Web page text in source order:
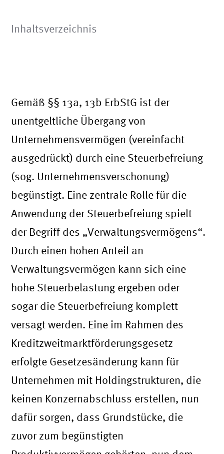
Inhaltsverzeichnis
Gemäß §§ 13a, 13b ErbStG ist der
unentgeltliche Übergang von
Unternehmensvermögen (vereinfacht
ausgedrückt) durch eine Steuerbefreiung
(sog. Unternehmensverschonung)
begünstigt. Eine zentrale Rolle für die
Anwendung der Steuerbefreiung spielt
der Begriff des „Verwaltungsvermögens“.
Durch einen hohen Anteil an
Verwaltungsvermögen kann sich eine
hohe Steuerbelastung ergeben oder
sogar die Steuerbefreiung komplett
versagt werden. Eine im Rahmen des
Kreditzweitmarktförderungsgesetz
erfolgte Gesetzesänderung kann für
Unternehmen mit Holdingstrukturen, die
keinen Konzernabschluss erstellen, nun
dafür sorgen, dass Grundstücke, die
zuvor zum begünstigten